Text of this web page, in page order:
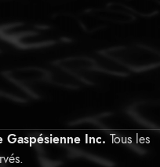
Gaspésienne Inc. Tous les